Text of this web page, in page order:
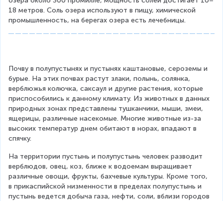
18 метров. Соль озера используют в пищу, химической
промышленность, на берегах озера есть лечебницы.
Почву в полупустынях и пустынях каштановые, сероземы и
бурые. На этих почвах растут злаки, полынь, солянка,
верблюжья колючка, саксаул и другие растения, которые
приспособились к данному климату. Из животных в данных
природных зонах представлены тушканчики, мыши, змеи,
ящерицы, различные насекомые. Многие животные из-за
высоких температур днем обитают в норах, впадают в
спячку.
На территории пустынь и полупустынь человек разводит
верблюдов, овец, коз, ближе к водоемам выращивает
различные овощи, фрукты, бахчевые культуры. Кроме того,
в прикаспийской низменности в пределах полупустынь и
пустынь ведется добыча газа, нефти, соли, вблизи городов